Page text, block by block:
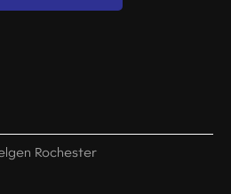
Rochester